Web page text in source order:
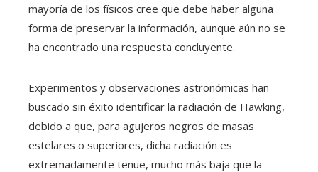
mayoría de los físicos cree que debe haber alguna
forma de preservar la información, aunque aún no se
ha encontrado una respuesta concluyente.
Experimentos y observaciones astronómicas han
buscado sin éxito identificar la radiación de Hawking,
debido a que, para agujeros negros de masas
estelares o superiores, dicha radiación es
extremadamente tenue, mucho más baja que la